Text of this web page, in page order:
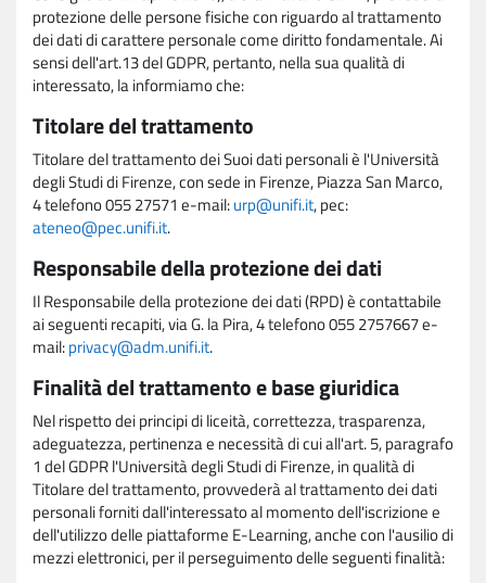
protezione delle persone fisiche con riguardo al trattamento
dei dati di carattere personale come diritto fondamentale. Ai
sensi dell'art.13 del GDPR, pertanto, nella sua qualità di
interessato, la informiamo che:
Titolare del trattamento
Titolare del trattamento dei Suoi dati personali è l'Università
degli Studi di Firenze, con sede in Firenze, Piazza San Marco,
4 telefono 055 27571 e-mail:urp@unifi.it, pec:
ateneo@pec.unifi.it.
Responsabile della protezione dei dati
Il Responsabile della protezione dei dati (RPD) è contattabile
ai seguenti recapiti, via G. la Pira, 4 telefono 055 2757667 e-
mail:privacy@adm.unifi.it.
Finalità del trattamento e base giuridica
Nel rispetto dei principi di liceità, correttezza, trasparenza,
adeguatezza, pertinenza e necessità di cui all'art. 5, paragrafo
1 del GDPR l'Università degli Studi di Firenze, in qualità di
Titolare del trattamento, provvederà al trattamento dei dati
personali forniti dall'interessato al momento dell'iscrizione e
dell'utilizzo delle piattaforme E-Learning, anche con l'ausilio di
mezzi elettronici, per il perseguimento delle seguenti finalità: